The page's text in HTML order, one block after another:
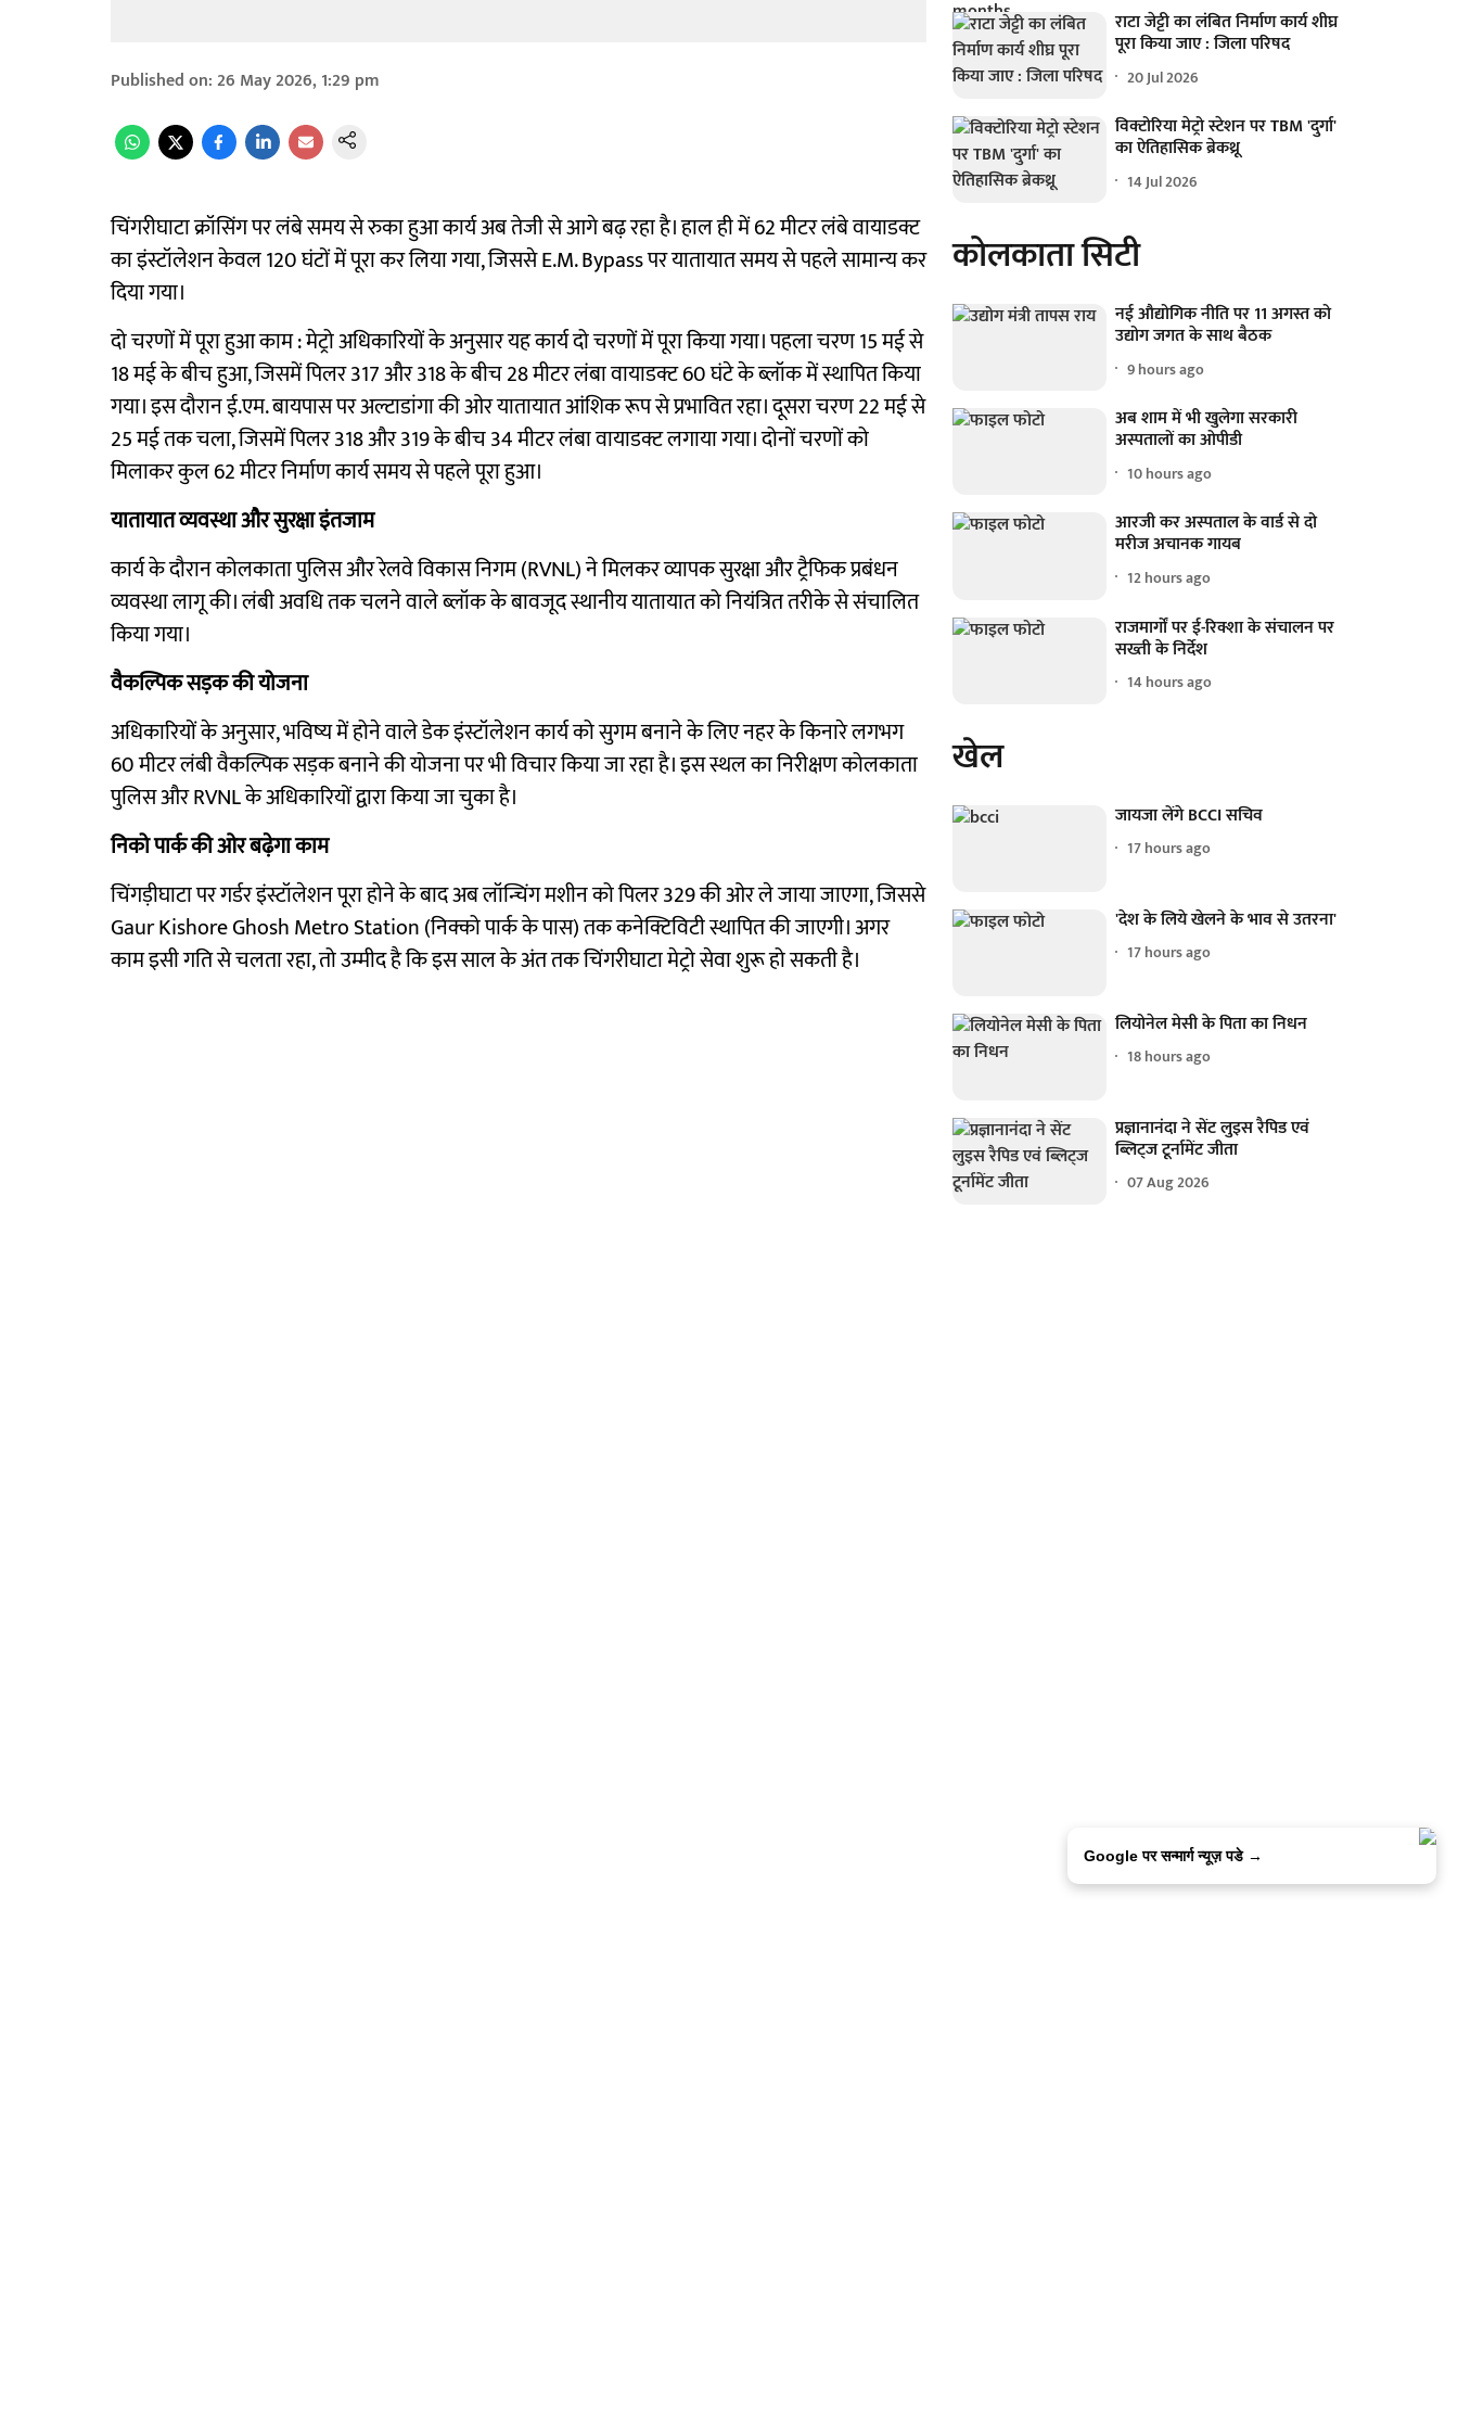
Published on:26 May 2026, 1:29 pm
चिंगरीघाटा क्रॉसिंग पर लंबे समय से रुका हुआ कार्य अब तेजी से आगे बढ़ रहा है। हाल ही में 62 मीटर लंबे वायाडक्ट
का इंस्टॉलेशन केवल 120 घंटों में पूरा कर लिया गया, जिससे E.M. Bypass पर यातायात समय से पहले सामान्य कर
दिया गया।
दो चरणों में पूरा हुआ काम : मेट्रो अधिकारियों के अनुसार यह कार्य दो चरणों में पूरा किया गया। पहला चरण 15 मई से
18 मई के बीच हुआ, जिसमें पिलर 317 और 318 के बीच 28 मीटर लंबा वायाडक्ट 60 घंटे के ब्लॉक में स्थापित किया
गया। इस दौरान ई.एम. बायपास पर अल्टाडांगा की ओर यातायात आंशिक रूप से प्रभावित रहा। दूसरा चरण 22 मई से
25 मई तक चला, जिसमें पिलर 318 और 319 के बीच 34 मीटर लंबा वायाडक्ट लगाया गया। दोनों चरणों को
मिलाकर कुल 62 मीटर निर्माण कार्य समय से पहले पूरा हुआ।
यातायात व्यवस्था और सुरक्षा इंतजाम
कार्य के दौरान कोलकाता पुलिस और रेलवे विकास निगम (RVNL) ने मिलकर व्यापक सुरक्षा और ट्रैफिक प्रबंधन
व्यवस्था लागू की। लंबी अवधि तक चलने वाले ब्लॉक के बावजूद स्थानीय यातायात को नियंत्रित तरीके से संचालित
किया गया।
वैकल्पिक सड़क की योजना
अधिकारियों के अनुसार, भविष्य में होने वाले डेक इंस्टॉलेशन कार्य को सुगम बनाने के लिए नहर के किनारे लगभग
60 मीटर लंबी वैकल्पिक सड़क बनाने की योजना पर भी विचार किया जा रहा है। इस स्थल का निरीक्षण कोलकाता
पुलिस और RVNL के अधिकारियों द्वारा किया जा चुका है।
निको पार्क की ओर बढ़ेगा काम
चिंगड़ीघाटा पर गर्डर इंस्टॉलेशन पूरा होने के बाद अब लॉन्चिंग मशीन को पिलर 329 की ओर ले जाया जाएगा, जिससे
Gaur Kishore Ghosh Metro Station (निक्को पार्क के पास) तक कनेक्टिविटी स्थापित की जाएगी। अगर
काम इसी गति से चलता रहा, तो उम्मीद है कि इस साल के अंत तक चिंगरीघाटा मेट्रो सेवा शुरू हो सकती है।
राटा जेट्टी का लंबित निर्माण कार्य शीघ्र
पूरा किया जाए : जिला परिषद
20 Jul 2026
विक्टोरिया मेट्रो स्टेशन पर TBM 'दुर्गा'
का ऐतिहासिक ब्रेकथ्रू
14 Jul 2026
कोलकाता सिटी
नई औद्योगिक नीति पर 11 अगस्त को
उद्योग जगत के साथ बैठक
9 hours ago
अब शाम में भी खुलेगा सरकारी
अस्पतालों का ओपीडी
10 hours ago
आरजी कर अस्पताल के वार्ड से दो
मरीज अचानक गायब
12 hours ago
राजमार्गों पर ई-रिक्शा के संचालन पर
सख्ती के निर्देश
14 hours ago
खेल
जायजा लेंगे BCCI सचिव
17 hours ago
'देश के लिये खेलने के भाव से उतरना'
17 hours ago
लियोनेल मेसी के पिता का निधन
18 hours ago
प्रज्ञानानंदा ने सेंट लुइस रैपिड एवं
ब्लिट्ज टूर्नामेंट जीता
07 Aug 2026
Google पर सन्मार्ग न्यूज़ पडे →